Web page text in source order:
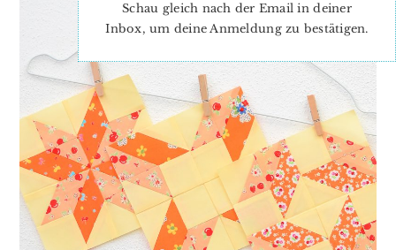
Schau gleich nach der Email in deiner
Inbox, um deine Anmeldung zu bestätigen.